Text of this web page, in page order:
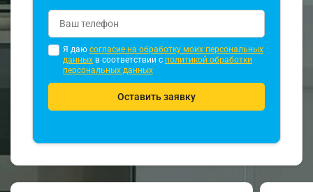
Я даю согласие на обработку моих персональных
данных в соответствии с политикой обработки
персональных данных
Оставить заявку